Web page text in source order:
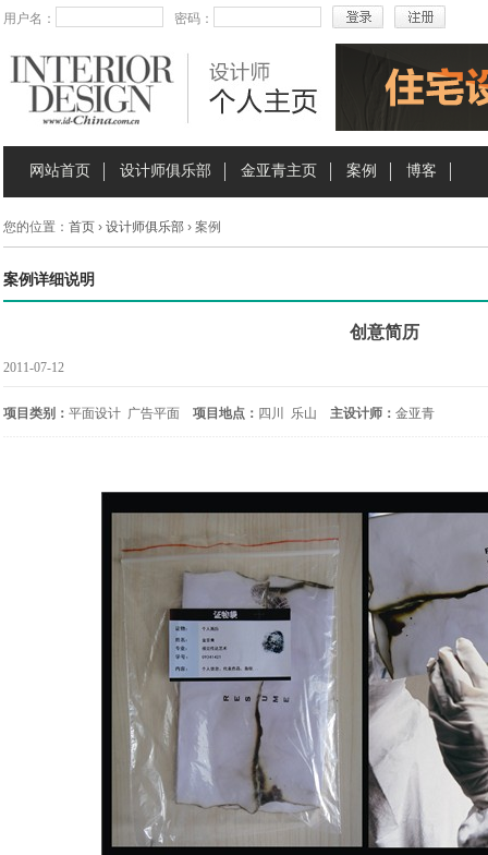
用户名： 密码：
网站首页 设计师俱乐部 金亚青主页 案例 博客
您的位置： 首页› 设计师俱乐部› 案例
案例详细说明
创意简历
2011-07-12
项目类别： 平面设计 广告平面 项目地点： 四川 乐山 主设计师： 金亚青